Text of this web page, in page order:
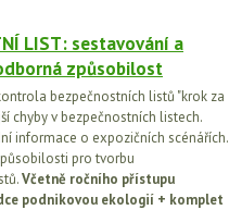
LIST: sestavování a
způsobilost
bezpečnostních listů "krok za
chyby v bezpečnostních listech.
informace o expozičních scénářích.
pro tvorbu
Včetně ročního přístupu
podnikovou ekologií + komplet